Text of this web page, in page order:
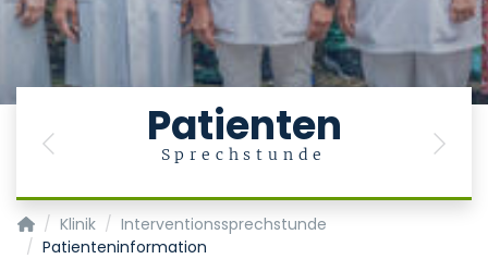
Patienten
Sprechstunde
Previous Next
Klinik für Gastroenterologie, Stoffwechselerkrankungen
Klinik
Interventionssprechstunde
Patienteninformation